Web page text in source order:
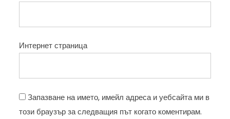
Интернет страница
Запазване на името, имейл адреса и уебсайта ми в
този браузър за следващия път когато коментирам.